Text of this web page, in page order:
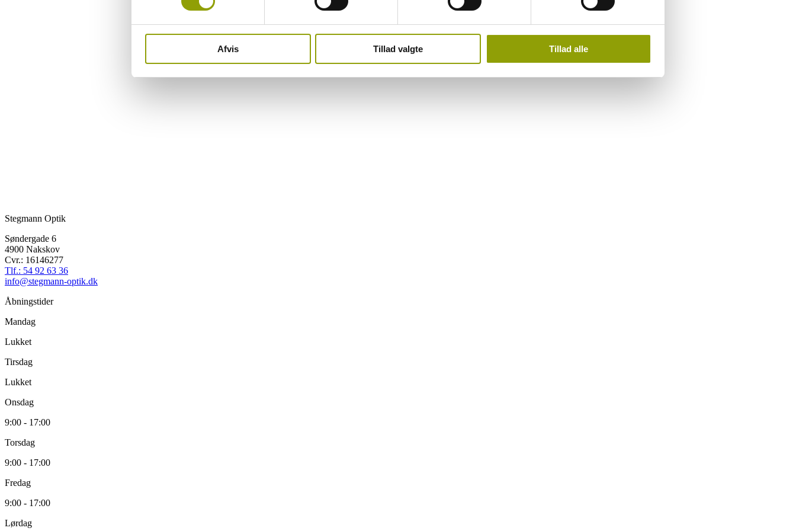
Afvis Tillad valgte Tillad alle
Stegmann Optik
Søndergade 6
4900 Nakskov
Cvr.: 16146277
Tlf.: 54 92 63 36
info@stegmann-optik.dk
Åbningstider
Mandag
Lukket
Tirsdag
Lukket
Onsdag
9:00 - 17:00
Torsdag
9:00 - 17:00
Fredag
9:00 - 17:00
Lørdag